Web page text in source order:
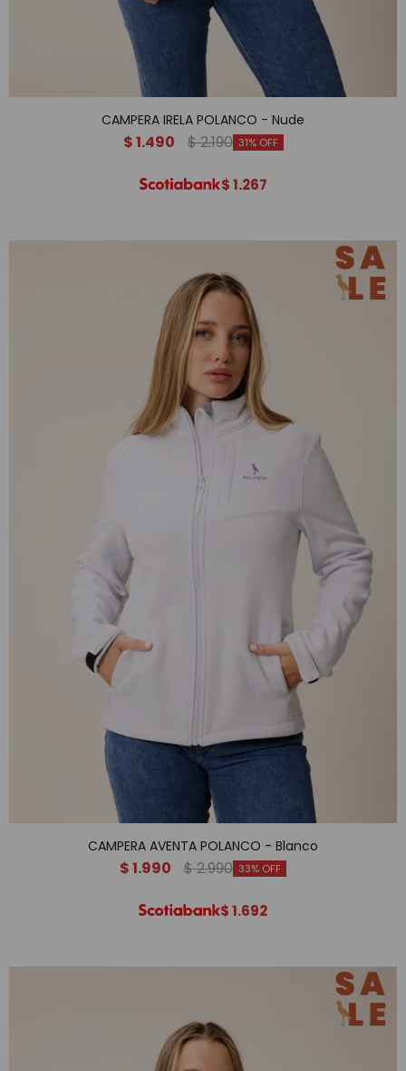
CAMPERA IRELA POLANCO - Nude
$1.490 $2.190 31
$1.267
CAMPERA AVENTA POLANCO - Blanco
$1.990 $2.990 33
$1.692